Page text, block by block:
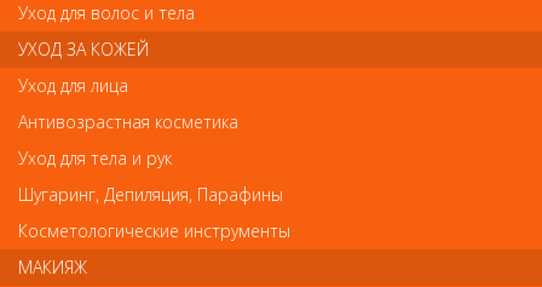
В закладки Как оплатить? Как получить?
8474478
Отзывы
Уход для волос и тела
УХОД ЗА КОЖЕЙ
Уход для лица
Антивозрастная косметика
Уход для тела и рук
Шугаринг, Депиляция, Парафины
Косметологические инструменты
МАКИЯЖ